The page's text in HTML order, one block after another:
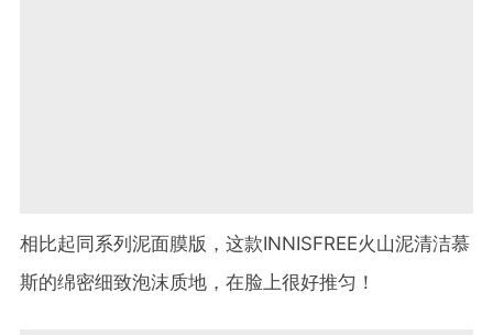
相比起同系列泥面膜版，这款INNISFREE火山泥清洁慕
斯的绵密细致泡沫质地，在脸上很好推匀！